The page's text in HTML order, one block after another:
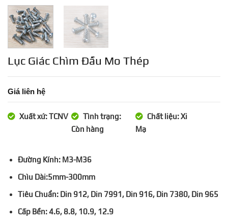
Lục Giác Chìm Đầu Mo Thép
Giá liên hệ
Xuất xứ: TCNV
Tình trạng:
Còn hàng
Chất liệu: Xi
Mạ
Đường Kính: M3-M36
Chìu Dài:5mm-300mm
Tiêu Chuẩn: Din 912, Din 7991, Din 916, Din 7380, Din 965
Cấp Bền: 4.6, 8.8, 10.9, 12.9